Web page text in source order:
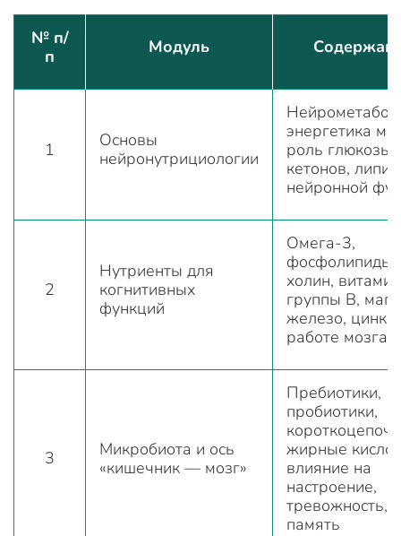
№ п/
п
Модуль
1
Основы
нейронутрициологии
энергетика
роль глюкозы,
кетонов,
нейронной
2
Нутриенты для
когнитивных
функций
Омега-3,
фосфолипиды,
холин,
группы B,
железо, цинк в
работе мозга
3
Микробиота и ось
«кишечник — мозг»
Пребиотики,
пробиотики,
жирные
влияние на
настроение,
тревожность,
память